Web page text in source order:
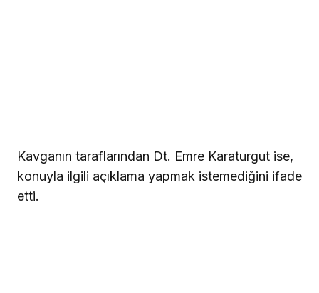
Kavganın taraflarından Dt. Emre Karaturgut ise,
konuyla ilgili açıklama yapmak istemediğini ifade
etti.